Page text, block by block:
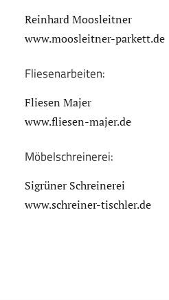
Reinhard Moosleitner
www.moosleitner-parkett.de
Fliesenarbeiten:
Fliesen Majer
www.fliesen-majer.de
Möbelschreinerei:
Sigrüner Schreinerei
www.schreiner-tischler.de